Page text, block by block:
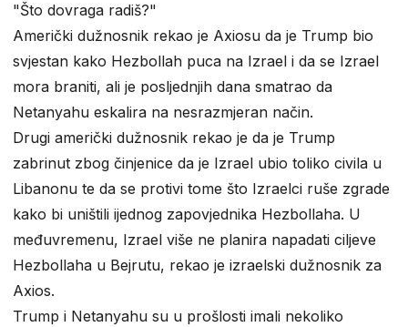
"Što dovraga radiš?"
Američki dužnosnik rekao je Axiosu da je Trump bio
svjestan kako Hezbollah puca na Izrael i da se Izrael
mora braniti, ali je posljednjih dana smatrao da
Netanyahu eskalira na nesrazmjeran način.
Drugi američki dužnosnik rekao je da je Trump
zabrinut zbog činjenice da je Izrael ubio toliko civila u
Libanonu te da se protivi tome što Izraelci ruše zgrade
kako bi uništili ijednog zapovjednika Hezbollaha. U
međuvremenu, Izrael više ne planira napadati ciljeve
Hezbollaha u Bejrutu, rekao je izraelski dužnosnik za
Axios.
Trump i Netanyahu su u prošlosti imali nekoliko